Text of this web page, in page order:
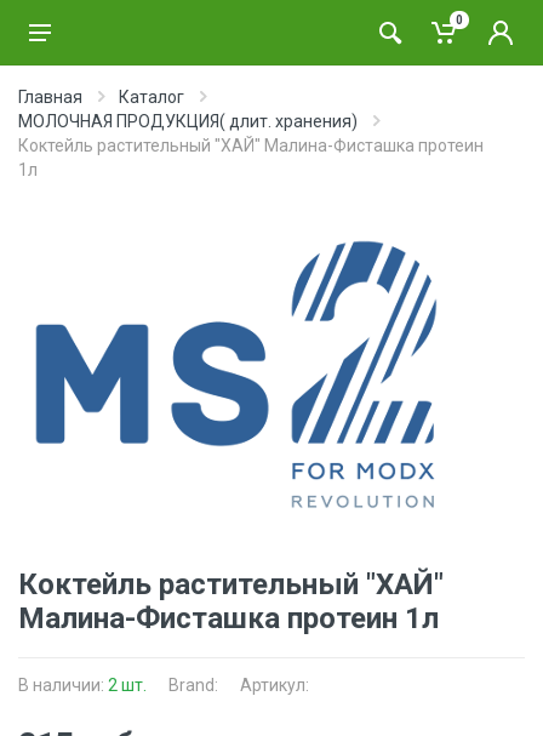
0
Главная
Каталог
МОЛОЧНАЯ ПРОДУКЦИЯ( длит. хранения)
Коктейль растительный "ХАЙ" Малина-Фисташка протеин
1л
Коктейль растительный "ХАЙ"
Малина-Фисташка протеин 1л
В наличии: 2 шт. Brand: Артикул: